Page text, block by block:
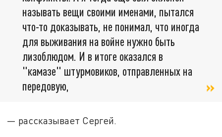
называть вещи своими именами, пытался
что-то доказывать, не понимал, что иногда
для выживания на войне нужно быть
лизоблюдом. И в итоге оказался в
"камазе" штурмовиков, отправленных на
передовую,
— рассказывает Сергей.